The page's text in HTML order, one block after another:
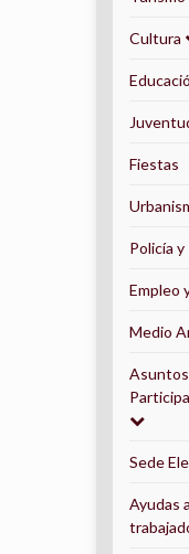
Cultura
Fiestas
Policía
Empleo
Medio
Asuntos
Sede
Ayudas